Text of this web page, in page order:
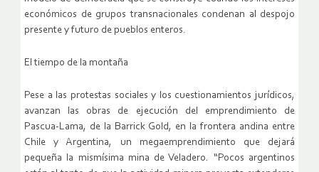
económicos de grupos transnacionales condenan al despojo
presente y futuro de pueblos enteros.
El tiempo de la montaña
Pese a las protestas sociales y los cuestionamientos jurídicos,
avanzan las obras de ejecución del emprendimiento de
Pascua-Lama, de la Barrick Gold, en la frontera andina entre
Chile y Argentina, un megaemprendimiento que dejará
pequeña la mismísima mina de Veladero. “Pocos argentinos